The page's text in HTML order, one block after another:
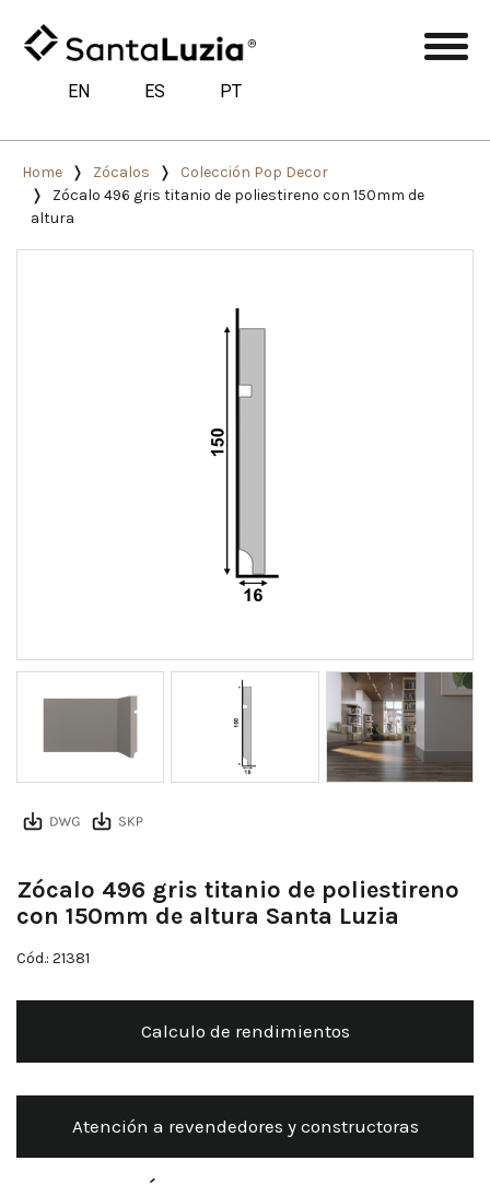
EN ES PT
Home Zócalos
Colección Pop Decor
Zócalo 496 gris titanio de poliestireno con 150mm de
altura
Zócalo 496 gris titanio de poliestireno
con 150mm de altura Santa Luzia
Cód.: 21381
Calculo de rendimientos
Atención a revendedores y constructoras